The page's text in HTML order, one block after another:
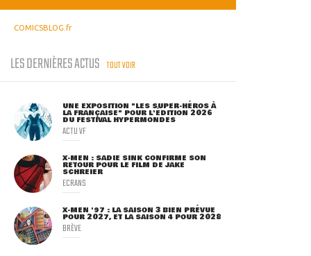
COMICSBLOG.fr
LES DERNIÈRES ACTUS TOUT VOIR
UNE EXPOSITION "LES SUPER-HÉROS À
LA FRANÇAISE" POUR L'ÉDITION 2026
DU FESTIVAL HYPERMONDES
ACTU VF
X-MEN : SADIE SINK CONFIRME SON
RETOUR POUR LE FILM DE JAKE
SCHREIER
ECRANS
X-MEN '97 : LA SAISON 3 BIEN PRÉVUE
POUR 2027, ET LA SAISON 4 POUR 2028
BRÈVE